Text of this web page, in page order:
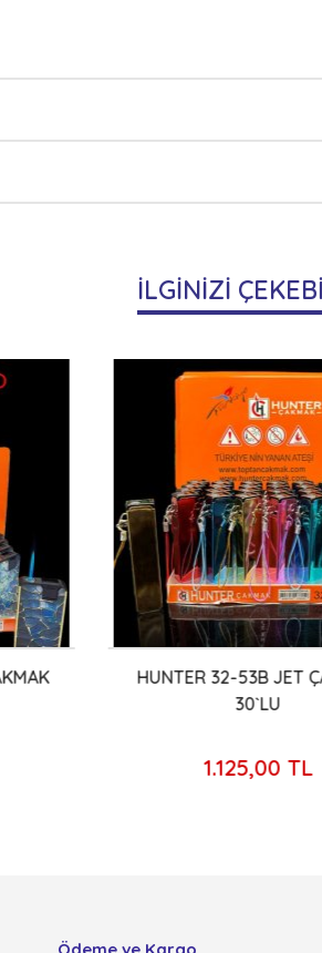
İLGİNİZİ
HUNTER 32-53B JET
1.125,00 TL